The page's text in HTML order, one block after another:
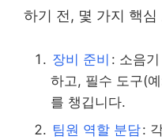
하기 전, 몇 가지 핵
장비 준비 : 소음
하고, 필수 도구(
를 챙깁니다.
팀원 역할 분담: